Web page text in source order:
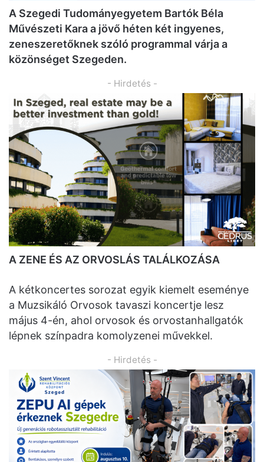
A Szegedi Tudományegyetem Bartók Béla
Művészeti Kara a jövő héten két ingyenes,
zeneszeretőknek szóló programmal várja a
közönséget Szegeden.
- Hirdetés -
A ZENE ÉS AZ ORVOSLÁS TALÁLKOZÁSA
A kétkoncertes sorozat egyik kiemelt eseménye
a Muzsikáló Orvosok tavaszi koncertje lesz
május 4-én, ahol orvosok és orvostanhallgatók
lépnek színpadra komolyzenei művekkel.
- Hirdetés -